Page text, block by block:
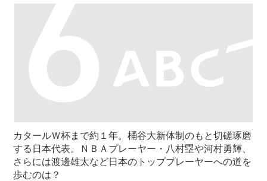
カタールＷ杯まで約１年。桶谷大新体制のもと切磋琢磨
する日本代表。ＮＢＡプレーヤー・八村塁や河村勇輝、
さらには渡邊雄太など日本のトッププレーヤーへの道を
歩むのは？